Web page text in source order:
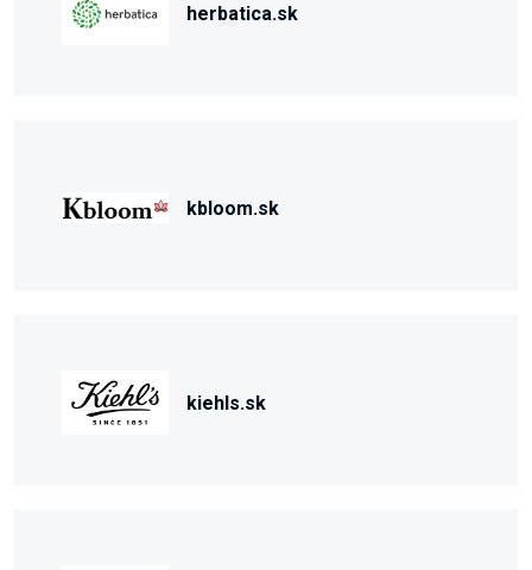
herbatica.sk
kbloom.sk
kiehls.sk